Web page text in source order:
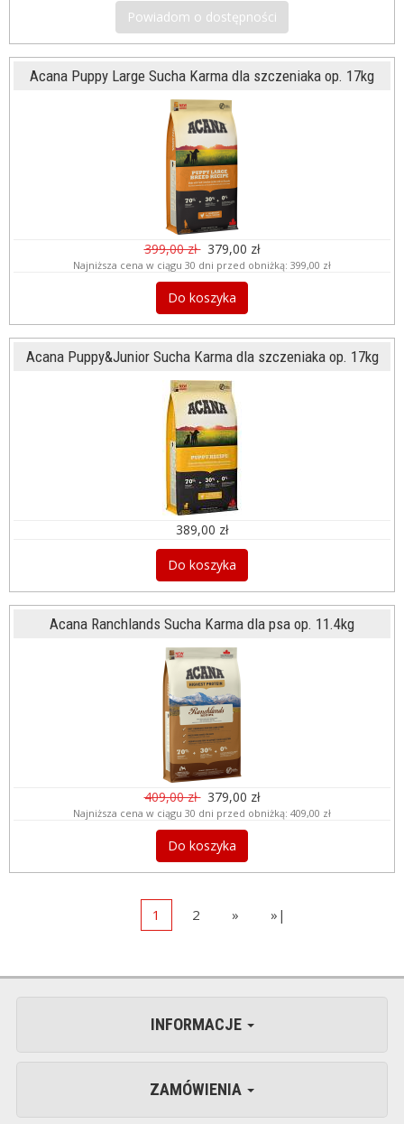
Powiadom o dostępności
Acana Puppy Large Sucha Karma dla szczeniaka op. 17kg
399,00 zł 379,00 zł
Najniższa cena w ciągu 30 dni przed obniżką: 399,00 zł
Do koszyka
Acana Puppy&Junior Sucha Karma dla szczeniaka op. 17kg
389,00 zł
Do koszyka
Acana Ranchlands Sucha Karma dla psa op. 11.4kg
409,00 zł 379,00 zł
Najniższa cena w ciągu 30 dni przed obniżką: 409,00 zł
Do koszyka
1 2 » »|
INFORMACJE
ZAMÓWIENIA